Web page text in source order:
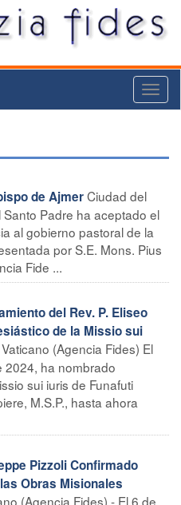
de AjmerCiudad del
Padre ha aceptado el
al gobierno pastoral de la
por S.E. Mons. Pius
Fide ...
del Rev. P. Eliseo
de la Missio sui
(Agencia Fides) El
2024, ha nombrado
sui iuris de Funafuti
M.S.P., hasta ahora
Pizzoli Confirmado
Obras Misionales
(Agencia Fides) - El 6 de